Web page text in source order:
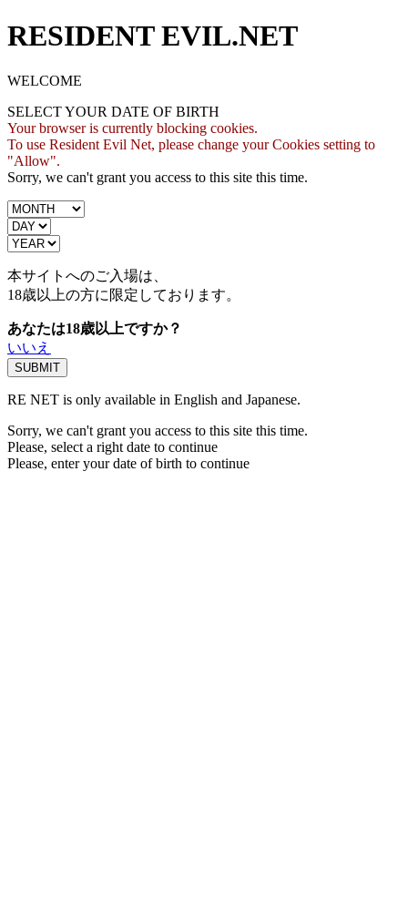
RESIDENT EVIL.NET
WELCOME
SELECT YOUR DATE OF BIRTH
Your browser is currently blocking cookies.
To use Resident Evil Net, please change your Cookies setting to
"Allow".
Sorry, we can't grant you access to this site this time.
本サイトへのご入場は、
18歳以上の方に限定しております。
あなたは18歳以上ですか？
いいえ
RE NET is only available in English and Japanese.
Sorry, we can't grant you access to this site this time.
Please, select a right date to continue
Please, enter your date of birth to continue